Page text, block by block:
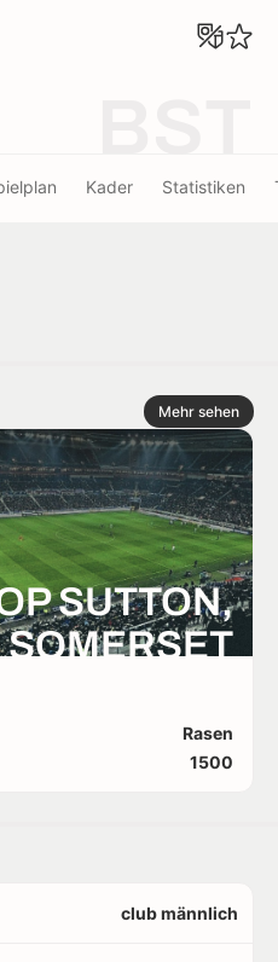
Kader Statistiken
Mehr sehen
SUTTON,
SOMERSET
Rasen
1500
club männlich